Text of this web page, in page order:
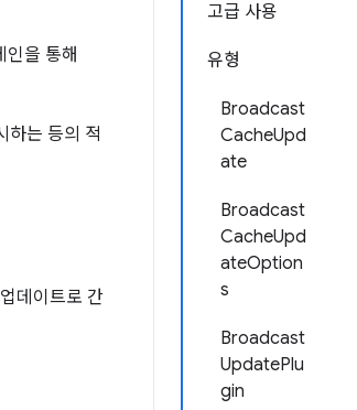
고급 사용
유형
Broadcast
CacheUpd
ate
Broadcast
CacheUpd
ateOption
s
Broadcast
UpdatePlu
gin
을 통해
하는 등의 적
데이트로 간